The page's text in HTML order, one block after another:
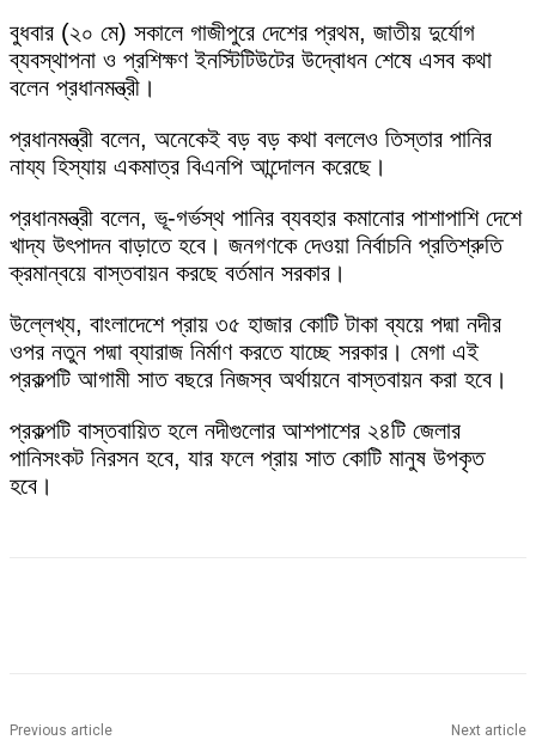
বুধবার (২০ মে) সকালে গাজীপুরে দেশের প্রথম, জাতীয় দুর্যোগ
ব্যবস্থাপনা ও প্রশিক্ষণ ইনস্টিটিউটের উদ্বোধন শেষে এসব কথা
বলেন প্রধানমন্ত্রী।
প্রধানমন্ত্রী বলেন, অনেকেই বড় বড় কথা বললেও তিস্তার পানির
নায্য হিস্যায় একমাত্র বিএনপি আন্দোলন করেছে।
প্রধানমন্ত্রী বলেন, ভূ-গর্ভস্থ পানির ব্যবহার কমানোর পাশাপাশি দেশে
খাদ্য উৎপাদন বাড়াতে হবে। জনগণকে দেওয়া নির্বাচনি প্রতিশ্রুতি
ক্রমান্বয়ে বাস্তবায়ন করছে বর্তমান সরকার।
উল্লেখ্য, বাংলাদেশে প্রায় ৩৫ হাজার কোটি টাকা ব্যয়ে পদ্মা নদীর
ওপর নতুন পদ্মা ব্যারাজ নির্মাণ করতে যাচ্ছে সরকার। মেগা এই
প্রকল্পটি আগামী সাত বছরে নিজস্ব অর্থায়নে বাস্তবায়ন করা হবে।
প্রকল্পটি বাস্তবায়িত হলে নদীগুলোর আশপাশের ২৪টি জেলার
পানিসংকট নিরসন হবে, যার ফলে প্রায় সাত কোটি মানুষ উপকৃত
হবে।
Previous article Next article